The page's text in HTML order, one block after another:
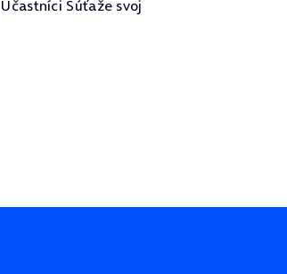
Súťaže svoj